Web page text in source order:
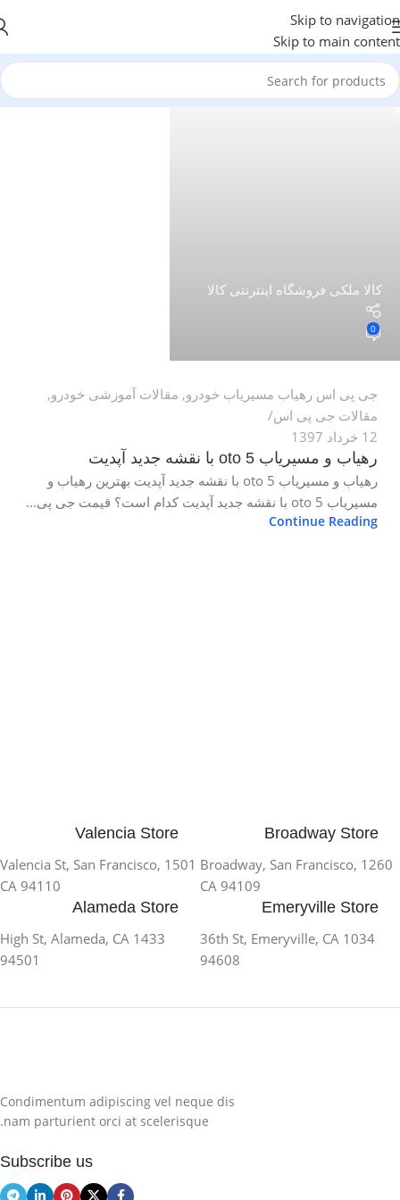
Skip to navigation
Skip to main content
کالا ملکی فروشگاه اینترنتی کالا
0
جی پی اس رهیاب مسیریاب خودرو, مقالات آموزشی خودرو,
مقالات جی پی اس
12 خرداد 1397
رهیاب و مسیریاب oto 5 با نقشه جدید آپدیت
رهیاب و مسیریاب oto 5 با نقشه جدید آپدیت بهترین رهیاب و
مسیریاب oto 5 با نقشه جدید آپدیت کدام است؟ قیمت جی پی...
Continue Reading
Broadway Store
1260 Broadway, San Francisco,
CA 94109
Valencia Store
1501 Valencia St, San Francisco,
CA 94110
Emeryville Store
1034 36th St, Emeryville, CA
94608
Alameda Store
1433 High St, Alameda, CA
94501
Condimentum adipiscing vel neque dis
nam parturient orci at scelerisque.
Subscribe us